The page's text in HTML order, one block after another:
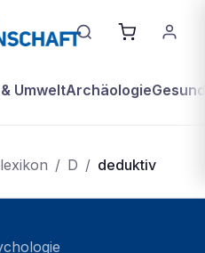
UmweltArchäologie
/ D / deduktiv